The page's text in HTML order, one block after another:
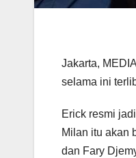
Jakarta,
selama ini
Erick resmi
Milan itu akan
dan Fary